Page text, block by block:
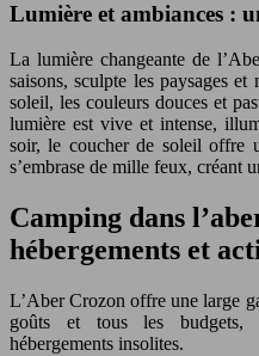
Lumière et ambiances :
La lumière changeante de
saisons, sculpte les paysages
soleil, les couleurs douces et
lumière est vive et intense,
soir, le coucher de soleil offre
s’embrase de mille feux, créant
Camping dans
hébergements et
L’Aber Crozon offre une large
goûts et tous les budgets,
hébergements insolites.